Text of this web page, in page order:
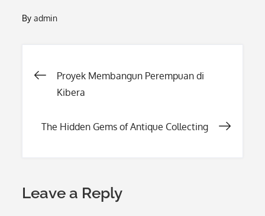
Byadmin
Post
Proyek Membangun Perempuan di
Kibera
The Hidden Gems of Antique Collecting
Leave a Reply